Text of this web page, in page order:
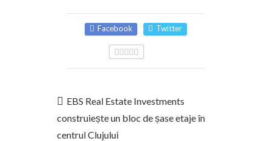
Facebook Twitter
EBS Real Estate Investments
construiește un bloc de șase etaje în
centrul Clujului